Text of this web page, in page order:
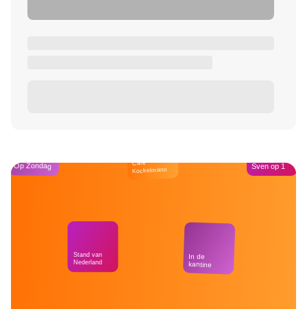
Op Zondag
Stand van
Nederland
Café
Kockelmann
In de
kantine
Sven op 1